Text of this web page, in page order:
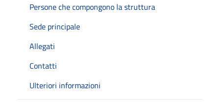
Persone che compongono la struttura
Sede principale
Allegati
Contatti
Ulteriori informazioni